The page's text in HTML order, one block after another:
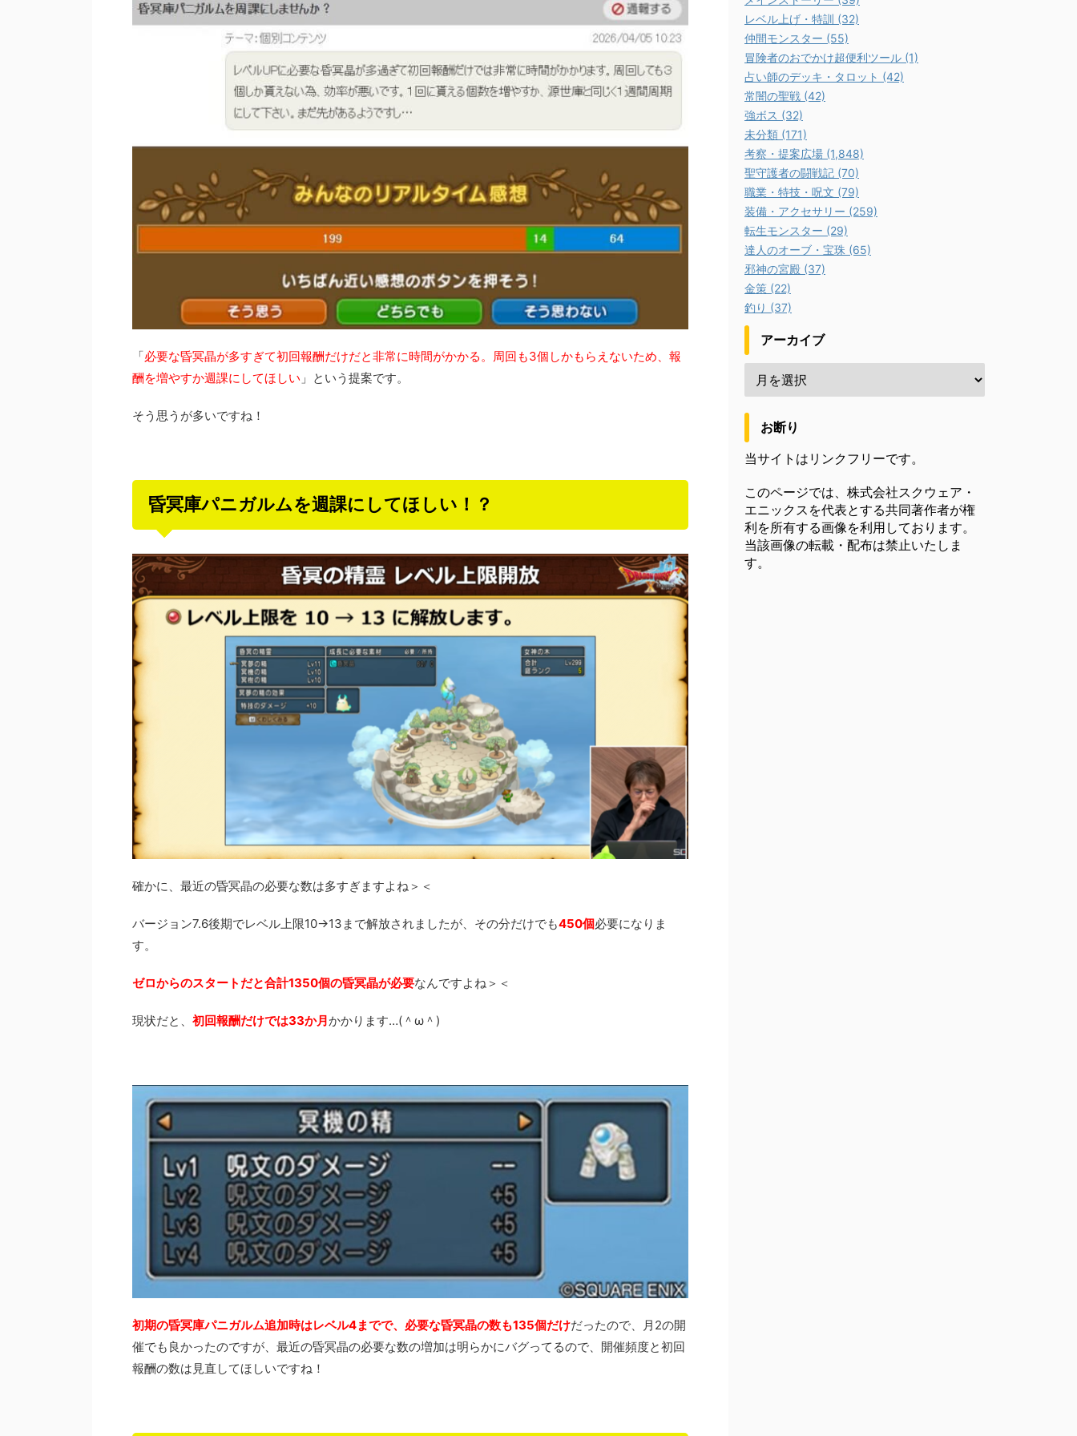
「必要な昏冥晶が多すぎて初回報酬だけだと非常に時間がかかる。周回も3個しかもらえないため、報
酬を増やすか週課にしてほしい 」という提案です。
そう思うが多いですね！
昏冥庫パニガルムを週課にしてほしい！？
確かに、最近の昏冥晶の必要な数は多すぎますよね＞＜
バージョン7.6後期でレベル上限10→13まで解放されましたが、その分だけでも450個必要になりま
す。
ゼロからのスタートだと合計1350個の昏冥晶が必要なんですよね＞＜
現状だと、 初回報酬だけでは33か月かかります…(＾ω＾)
初期の昏冥庫パニガルム追加時はレベル4までで、必要な昏冥晶の数も135個だけだったので、月2の開
催でも良かったのですが、最近の昏冥晶の必要な数の増加は明らかにバグってるので、開催頻度と初回
報酬の数は見直してほしいですね！
レベル上げ・特訓 (32)
仲間モンスター (55)
冒険者のおでかけ超便利ツール (1)
占い師のデッキ・タロット (42)
常闇の聖戦 (42)
強ボス (32)
未分類 (171)
考察・提案広場 (1,848)
聖守護者の闘戦記 (70)
職業・特技・呪文 (79)
装備・アクセサリー (259)
転生モンスター (29)
達人のオーブ・宝珠 (65)
邪神の宮殿 (37)
金策 (22)
釣り (37)
アーカイブ
お断り
当サイトはリンクフリーです。
このページでは、株式会社スクウェア・
エニックスを代表とする共同著作者が権
利を所有する画像を利用しております。
当該画像の転載・配布は禁止いたしま
す。